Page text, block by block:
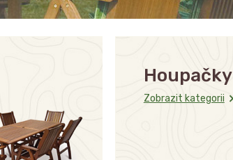
Houpačky
Zobrazit kategorii